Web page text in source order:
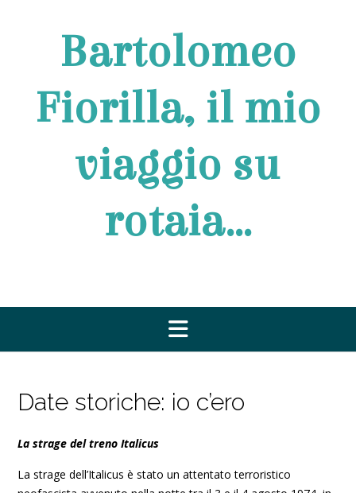
Bartolomeo
Fiorilla, il mio
viaggio su
rotaia…
Date storiche: io c’ero
La strage del treno Italicus
La strage dell’Italicus è stato un attentato terroristico